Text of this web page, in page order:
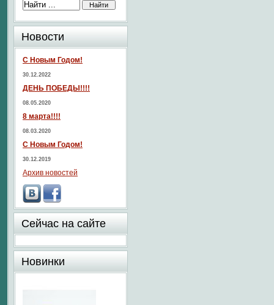
Новости
С Новым Годом!
30.12.2022
ДЕНЬ ПОБЕДЫ!!!!
08.05.2020
8 марта!!!!
08.03.2020
С Новым Годом!
30.12.2019
Архив новостей
Сейчас на сайте
Новинки